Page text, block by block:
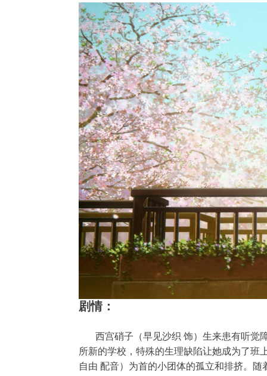
剧情：
西宫硝子（早见沙织 饰）生来患有听觉
所新的学校，特殊的生理缺陷让她成为了班
自由 配音）为首的小团体的孤立和排挤。